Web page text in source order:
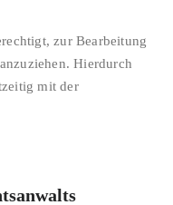
zur Bearbeitung
Hierdurch
mit der